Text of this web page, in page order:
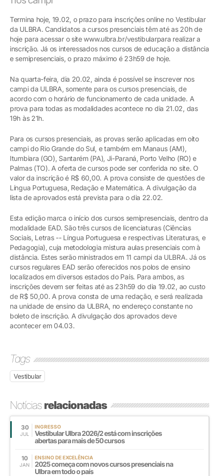
Termina hoje, 19.02, o prazo para inscrições online no Vestibular
da ULBRA. Candidatos a cursos presenciais têm até as 20h de
hoje para acessar o site www.ulbra.br/vestibularpara realizar a
inscrição. Já os interessados nos cursos de educação a distância
e semipresenciais, o prazo máximo é 23h59 de hoje.
Na quarta-feira, dia 20.02, ainda é possível se inscrever nos
campi da ULBRA, somente para os cursos presenciais, de
acordo com o horário de funcionamento de cada unidade. A
prova para todas as modalidades acontece no dia 21.02, das
19h às 21h.
Para os cursos presenciais, as provas serão aplicadas em oito
campi do Rio Grande do Sul, e também em Manaus (AM),
Itumbiara (GO), Santarém (PA), Ji-Paraná, Porto Velho (RO) e
Palmas (TO). A oferta de cursos pode ser conferida no site. O
valor da inscrição é R$ 60,00. A prova consiste de questões de
Língua Portuguesa, Redação e Matemática. A divulgação da
lista de aprovados está prevista para o dia 22.02.
Esta edição marca o início dos cursos semipresenciais, dentro da
modalidade EAD. São três cursos de licenciaturas (Ciências
Sociais, Letras -- Língua Portuguesa e respectivas Literaturas, e
Pedagogia), cuja metodologia mistura aulas presenciais com à
distância. Estes serão ministrados em 11 campi da ULBRA. Já os
cursos regulares EAD serão oferecidos nos polos de ensino
localizados em diversos estados do País. Para ambos, as
inscrições devem ser feitas até as 23h59 do dia 19.02, ao custo
de R$ 50,00. A prova consta de uma redação, e será realizada
na unidade de ensino da ULBRA, no endereço constante no
boleto de inscrição. A divulgação dos aprovados deve
acontecer em 04.03.
Tags
Vestibular
Notíciasrelacionadas
30
JUL
INGRESSO
Vestibular Ulbra 2026/2 está com inscrições
abertas para mais de 50 cursos
10
JAN
ENSINO DE EXCELÊNCIA
2025 começa com novos cursos presenciais na
Ulbra em todo o país